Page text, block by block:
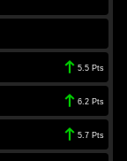
5.5 Pts
6.2 Pts
5.7 Pts